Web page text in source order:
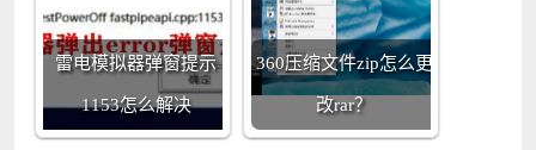
雷电模拟器弹窗提示
1153怎么解决
360压缩文件zip怎么更
改rar？